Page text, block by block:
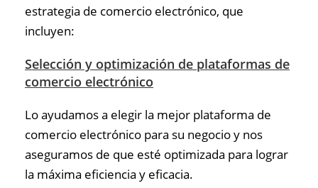
estrategia de comercio electrónico, que
incluyen:
Selección y optimización de plataformas de
comercio electrónico
Lo ayudamos a elegir la mejor plataforma de
comercio electrónico para su negocio y nos
aseguramos de que esté optimizada para lograr
la máxima eficiencia y eficacia.